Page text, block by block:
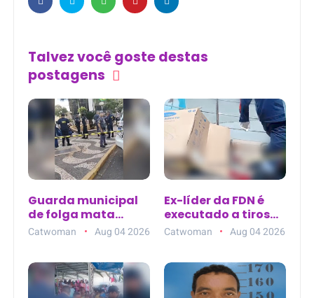
Talvez você goste destas
postagens
Guarda municipal
de folga mata
homem na Praça
Rui Barbosa em
Catwoman Aug 04 2026
Ex-líder da FDN é
executado a tiros
ao sair de clínica de
estética no Parque
Catwoman Aug 04 2026